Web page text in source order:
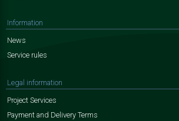
Information
News
Service rules
Legal information
Project Services
Payment and Delivery Terms